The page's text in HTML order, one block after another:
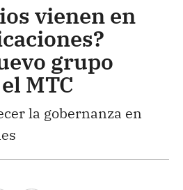
vienen en
grupo
MTC
la gobernanza en